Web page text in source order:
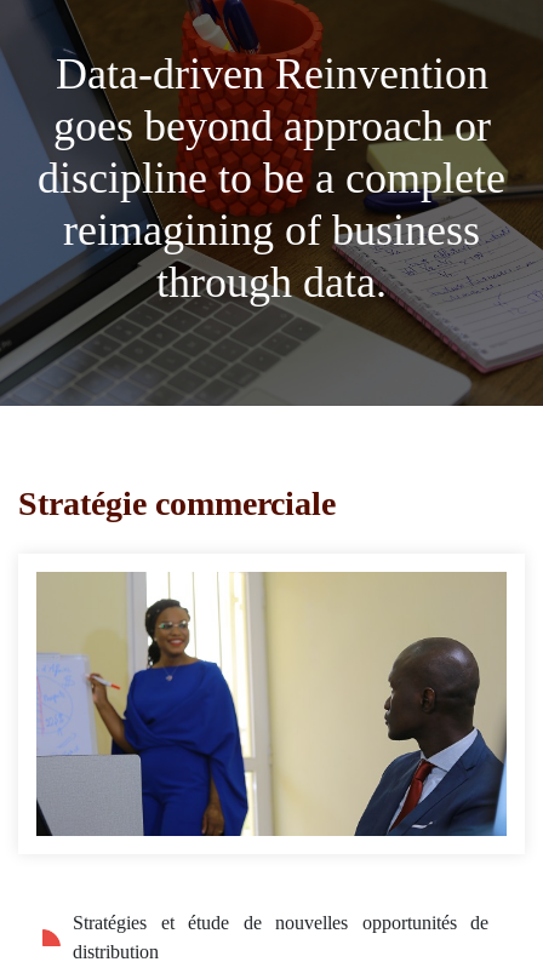
Data-driven Reinvention
goes beyond approach or
discipline to be a complete
reimagining of business
through data.
Stratégie commerciale
Stratégies et étude de nouvelles opportunités de
distribution